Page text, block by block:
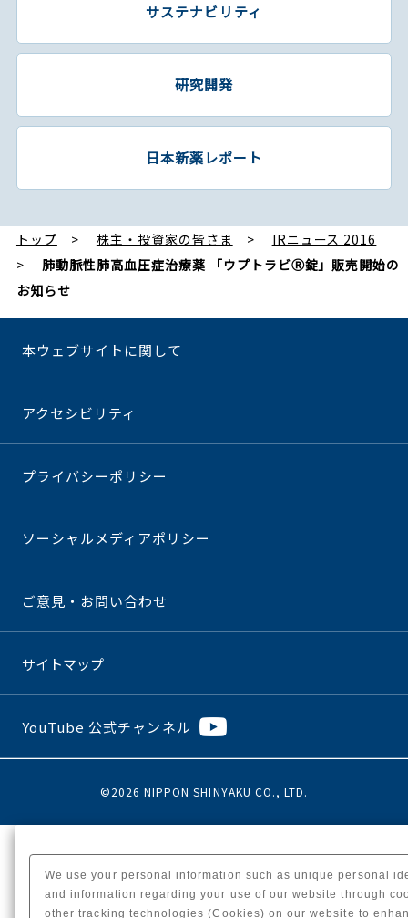
サステナビリティ
研究開発
日本新薬レポート
トップ 株主・投資家の皆さま
IRニュース 2016
肺動脈性肺高血圧症治療薬 「ウプトラビⓇ錠」販売開始の
お知らせ
本ウェブサイトに関して
アクセシビリティ
プライバシーポリシー
ソーシャルメディアポリシー
ご意見・お問い合わせ
サイトマップ
YouTube 公式チャンネル
©2026 NIPPON SHINYAKU CO., LTD.
We use your personal information such as unique personal
and information regarding your use of our website through
other tracking technologies (Cookies) on our website to